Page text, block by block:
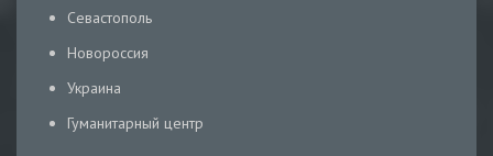
Севастополь
Новороссия
Украина
Гуманитарный центр